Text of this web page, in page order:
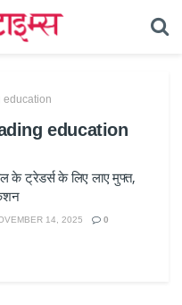
education
education
के ट्रेडर्स के लिए लाए मुफ्त,
14, 2025 0